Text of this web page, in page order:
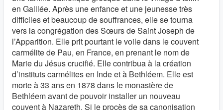
en Galilée. Après une enfance et une jeunesse très
difficiles et beaucoup de souffrances, elle se tourna
vers la congrégation des Sœurs de Saint Joseph de
l’Apparition. Elle prit pourtant le voile dans le couvent
carmélite de Pau, en France, en prenant le nom de
Marie du Jésus crucifié. Elle contribua à la création
d’instituts carmélites en Inde et à Bethléem. Elle est
morte à 33 ans en 1878 dans le monastère de
Bethléem avant de pouvoir installer un nouveau
couvent à Nazareth. Si le procès de sa canonisation